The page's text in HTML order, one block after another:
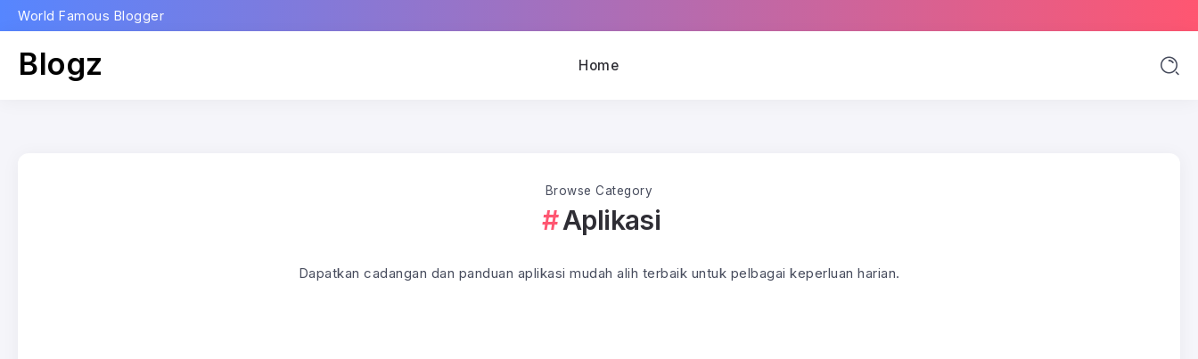
World Famous Blogger
Blogz Home
Browse Category
Aplikasi
Dapatkan cadangan dan panduan aplikasi mudah alih terbaik untuk pelbagai keperluan harian.